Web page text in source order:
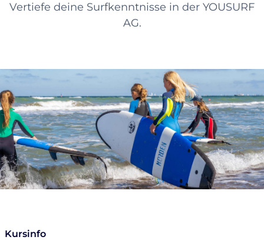
Vertiefe deine Surfkenntnisse in der YOUSURF
AG.
Kursinfo